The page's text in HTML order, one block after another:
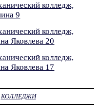
колледж,
9
колледж,
Яковлева 20
колледж,
Яковлева 17
КОЛЛЕДЖИ